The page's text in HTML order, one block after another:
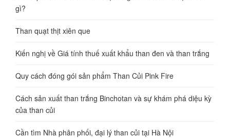
gì?
Than quạt thịt xiên que
Kiến nghị về Giá tính thuế xuất khẩu than đen và than trắng
Quy cách đóng gói sản phẩm Than Củi Pink Fire
Cách sản xuất than trắng Binchotan và sự khám phá diệu kỳ
của than củi
Cần tìm Nhà phân phối, đại lý than củi tại Hà Nội